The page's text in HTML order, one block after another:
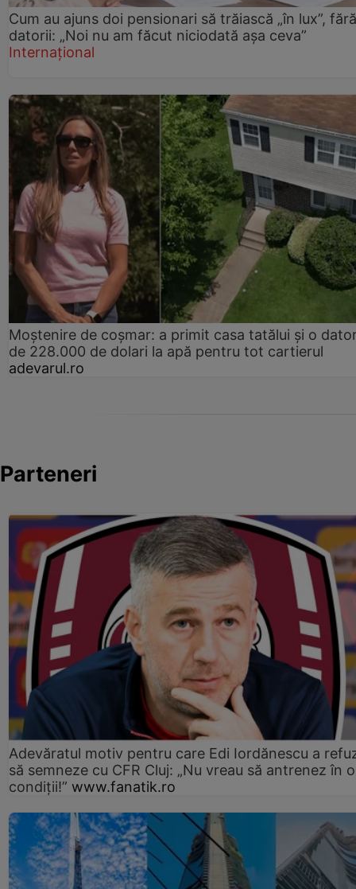
Cum au ajuns doi pensionari să trăiască „în lux”, fără
datorii: „Noi nu am făcut niciodată așa ceva”
Internațional
Moștenire de coșmar: a primit casa tatălui și o
de 228.000 de dolari la apă pentru tot cartierul
adevarul.ro
Parteneri
Adevăratul motiv pentru care Edi Iordănescu a
să semneze cu CFR Cluj: „Nu vreau să antrenez în
condiții!” www.fanatik.ro